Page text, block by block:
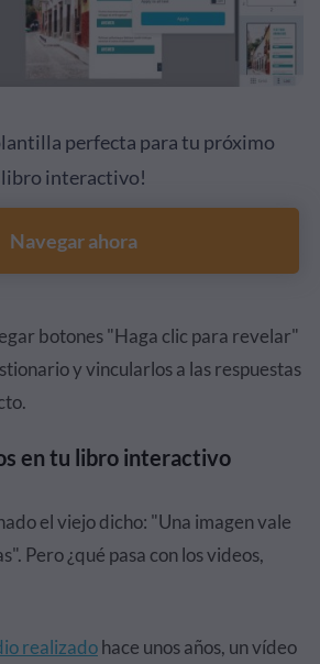
perfecta para tu próximo
libro interactivo!
Navegar ahora
botones "Haga clic para revelar"
y vincularlos a las respuestas
en tu libro interactivo
el viejo dicho: "Una imagen vale
Pero ¿qué pasa con los videos,
realizadohace unos años, un vídeo